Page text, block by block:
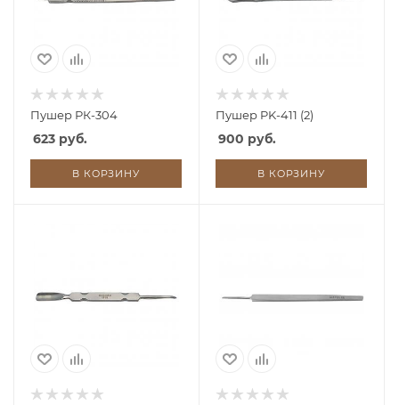
Пушер РК-304
623 руб.
В КОРЗИНУ
Пушер PK-411 (2)
900 руб.
В КОРЗИНУ